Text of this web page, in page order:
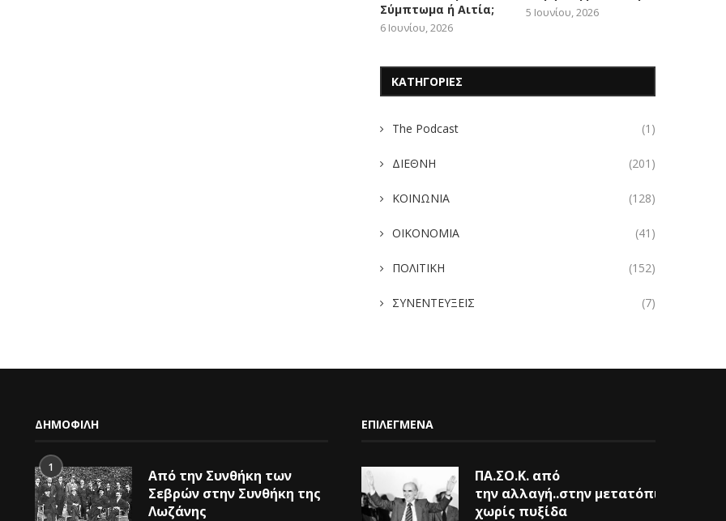
Σύμπτωμα ή Αιτία;
6 Ιουνίου, 2026
5 Ιουνίου, 2026
ΚΑΤΗΓΟΡΙΕΣ
The Podcast (1)
ΔΙΕΘΝΗ (201)
ΚΟΙΝΩΝΙΑ (128)
ΟΙΚΟΝΟΜΙΑ (41)
ΠΟΛΙΤΙΚΗ (152)
ΣΥΝΕΝΤΕΥΞΕΙΣ (7)
ΔΗΜΟΦΙΛΗ
1
Από την Συνθήκη των
Σεβρών στην Συνθήκη της
Λωζάνης
ΕΠΙΛΕΓΜΕΝΑ
ΠΑ.ΣΟ.Κ. από
την αλλαγή..στην μετατόπιση
χωρίς πυξίδα